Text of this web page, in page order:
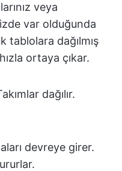
veya
var olduğunda
tablolara dağılmış
ortaya çıkar.
dağılır.
devreye girer.